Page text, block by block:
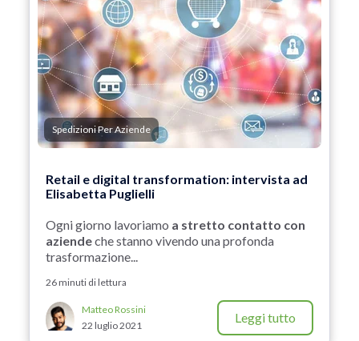
Spedizioni Per Aziende
Retail e digital transformation: intervista ad
Elisabetta Puglielli
Ogni giorno lavoriamo a stretto contatto con
aziendeche stanno vivendo una profonda
trasformazione...
26 minuti di lettura
Matteo Rossini
22 luglio 2021
Leggi tutto